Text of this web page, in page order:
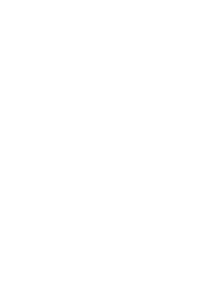
Un total de 28
ofreciendo una
como una berza
como un
heladerías se
diseñadas
los 3 y los 5,50